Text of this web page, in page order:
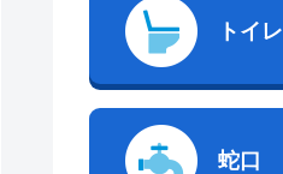
トイレ
蛇口